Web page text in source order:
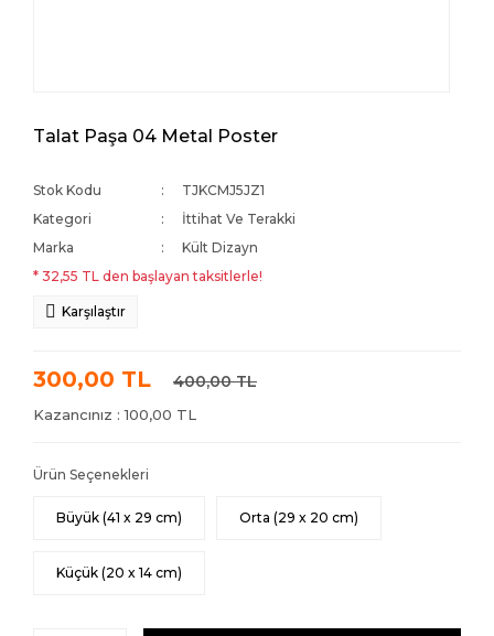
Talat Paşa 04 Metal Poster
Stok Kodu
TJKCMJ5JZ1
Kategori
İttihat Ve Terakki
Marka
Kült Dizayn
* 32,55 TL den başlayan taksitlerle!
Karşılaştır
300,00 TL 400,00 TL
Kazancınız : 100,00 TL
Ürün Seçenekleri
Büyük (41 x 29 cm) Orta (29 x 20 cm)
Küçük (20 x 14 cm)